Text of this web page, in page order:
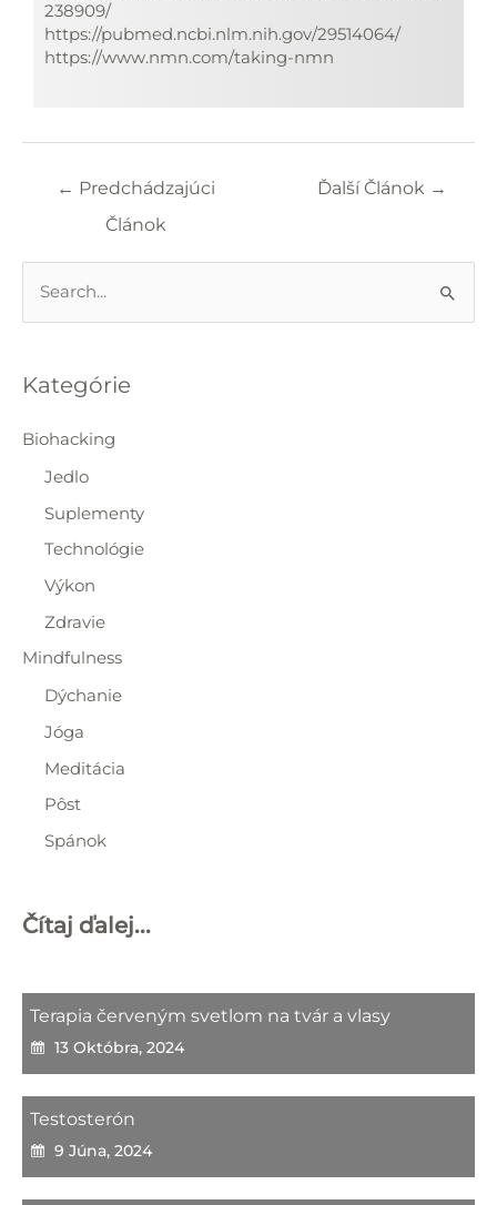
238909/
https://pubmed.ncbi.nlm.nih.gov/29514064/
https://www.nmn.com/taking-nmn
Navigácia
← Predchádzajúci
Článok
Ďalší Článok →
ľ
d
Kategórie
Biohacking
Jedlo
Suplementy
Technológie
Výkon
Zdravie
Mindfulness
Dýchanie
Jóga
Meditácia
Pôst
Spánok
Čítaj ďalej...
Terapia červeným svetlom na tvár a vlasy
13 Októbra, 2024
Testosterón
9 Júna, 2024